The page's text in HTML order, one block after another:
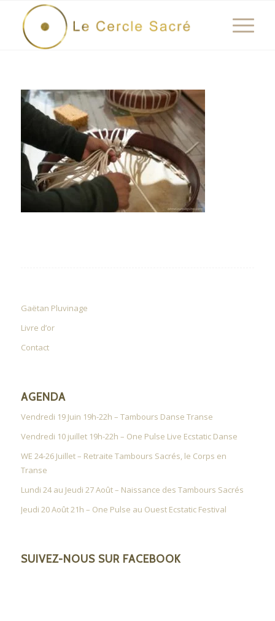
Gaëtan Pluvinage
Livre d’or
Contact
AGENDA
Vendredi 19 Juin 19h-22h – Tambours Danse Transe
Vendredi 10 juillet 19h-22h – One Pulse Live Ecstatic Danse
WE 24-26 Juillet – Retraite Tambours Sacrés, le Corps en
Transe
Lundi 24 au Jeudi 27 Août – Naissance des Tambours Sacrés
Jeudi 20 Août 21h – One Pulse au Ouest Ecstatic Festival
SUIVEZ-NOUS SUR FACEBOOK